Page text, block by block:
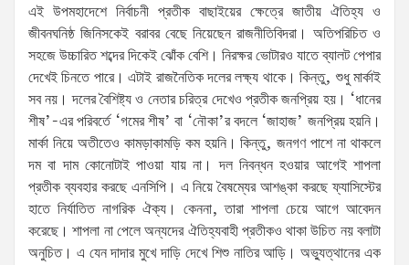
এই উপমহাদেশে নির্বাচনী প্রতীক বাছাইয়ের ক্ষেত্রে জাতীয় ঐতিহ্য ও
জীবনঘনিষ্ঠ জিনিসকেই বরাবর বেছে নিয়েছেন রাজনীতিবিদরা। অতিপরিচিত ও
সহজে উচ্চারিত শব্দের দিকেই ঝোঁক বেশি। নিরক্ষর ভোটারও যাতে ব্যালট পেপার
দেখেই চিনতে পারে। এটাই রাজনৈতিক দলের লক্ষ্য থাকে। কিন্তু, শুধু মার্কাই
সব নয়। দলের বৈশিষ্ট্য ও নেতার চরিত্র দেখেও প্রতীক জনপ্রিয় হয়। ‘ধানের
শীষ’-এর পরিবর্তে ‘গমের শীষ’ বা ‘নৌকা’র বদলে ‘জাহাজ’ জনপ্রিয় হয়নি।
মার্কা নিয়ে অতীতেও কামড়াকামড়ি কম হয়নি। কিন্তু, জনগণ পাশে না থাকলে
দম বা দাম কোনোটাই পাওয়া যায় না। দল নিবন্ধন হওয়ার আগেই শাপলা
প্রতীক ব্যবহার করছে এনসিপি। এ নিয়ে বৈষম্যের আশঙ্কা করছে ফ্যাসিস্টের
হাতে নির্যাতিত নাগরিক ঐক্য। কেননা, তারা শাপলা চেয়ে আগে আবেদন
করেছে। শাপলা না পেলে অন্যদের ঐতিহ্যবাহী প্রতীকও থাকা উচিত নয় বলাটা
অনুচিত। এ যেন দাদার মুখে দাড়ি দেখে শিশু নাতির আড়ি। অভ্যুত্থানের এক